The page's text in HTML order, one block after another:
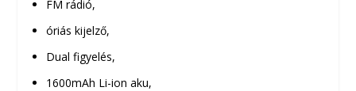
FM rádió,
óriás kijelző,
Dual figyelés,
1600mAh Li-ion aku,